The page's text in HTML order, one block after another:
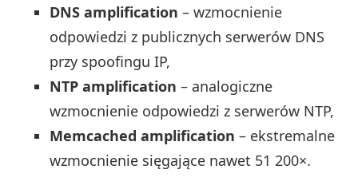
DNS amplification – wzmocnienie
odpowiedzi z publicznych serwerów DNS
przy spoofingu IP,
NTP amplification – analogiczne
wzmocnienie odpowiedzi z serwerów NTP,
Memcached amplification – ekstremalne
wzmocnienie sięgające nawet 51 200×.